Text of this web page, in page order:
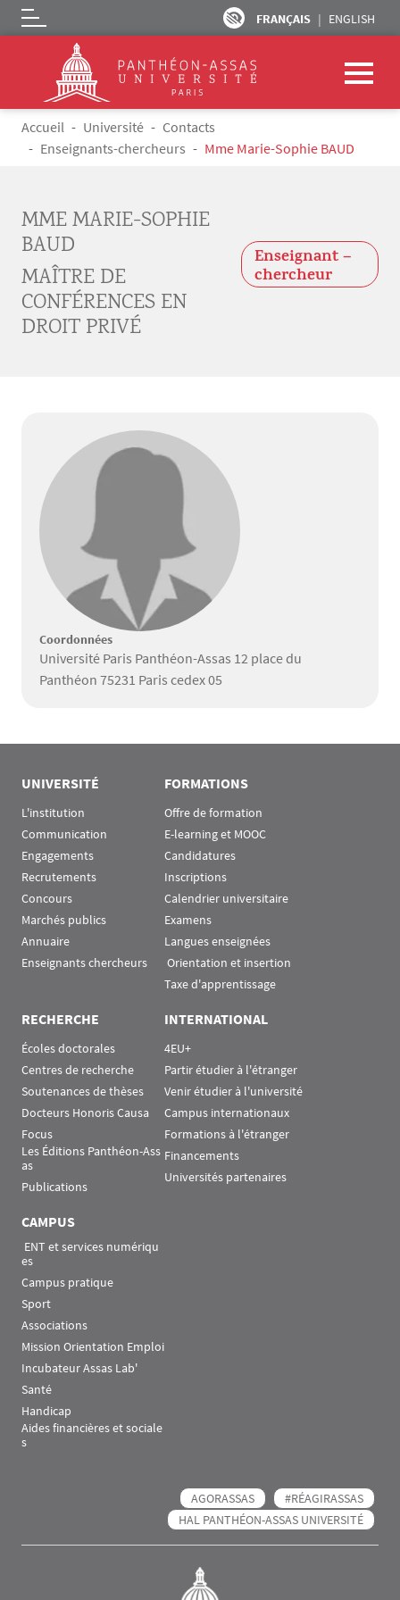
Aller au contenu principal
FRANÇAIS ENGLISH
Logo
Fil d'Ariane
Accueil Université
Contacts
Enseignants-chercheurs
Mme Marie-Sophie BAUD
MME MARIE-SOPHIE
BAUD
MAÎTRE DE
CONFÉRENCES EN
DROIT PRIVÉ
Enseignant –
chercheur
Coordonnées
Université Paris Panthéon-Assas 12 place du
Panthéon 75231 Paris cedex 05
UNIVERSITÉ
L'institution
Communication
Engagements
Recrutements
Concours
Marchés publics
Annuaire
Enseignants chercheurs
FORMATIONS
Offre de formation
E-learning et MOOC
Candidatures
Inscriptions
Calendrier universitaire
Examens
Langues enseignées
Orientation et insertion
Taxe d'apprentissage
RECHERCHE
Écoles doctorales
Centres de recherche
Soutenances de thèses
Docteurs Honoris Causa
Focus
Les Éditions Panthéon-Ass
as
Publications
INTERNATIONAL
4EU+
Partir étudier à l'étranger
Venir étudier à l'université
Campus internationaux
Formations à l'étranger
Financements
Universités partenaires
CAMPUS
es
Campus pratique
Sport
Associations
Mission Orientation Emploi
Incubateur Assas Lab'
Santé
Handicap
Aides financières et sociale
s
AGORASSAS
#RÉAGIRASSAS
HAL PANTHÉON-ASSAS UNIVERSITÉ